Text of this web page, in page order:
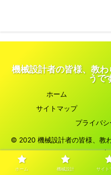
機械設計者の皆様、教
うで
ホーム
サイトマップ
プライバ
© 2020 機械設計者の皆様、教
す
ホーム 機械設計 サイト